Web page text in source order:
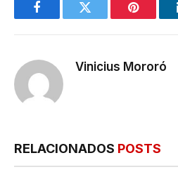
FacebookTwitter Pinterest
Vinicius Mororó
RELACIONADOS POSTS